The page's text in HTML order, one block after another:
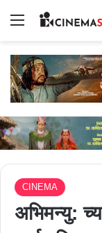
Menu
CINEMA
अभिमन्यु: